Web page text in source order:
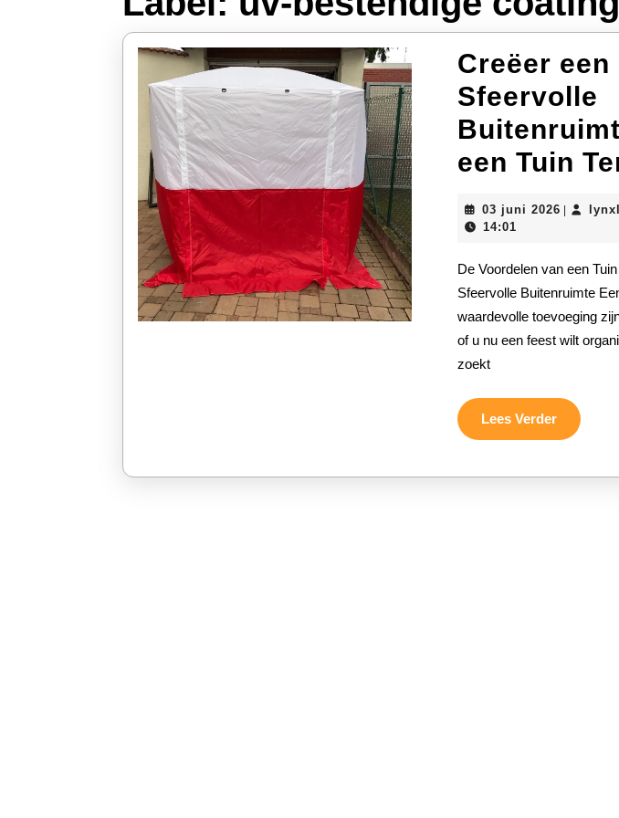
Creëer een
Sfeervolle
een Tuin
03 juni 202603
14:01
De Voordelen van een Tuin Tent: Creëer een
Sfeervolle Buitenruimte
waardevolle toevoeging
of u nu een feest wilt
zoekt
Lees VerderLees
Verder